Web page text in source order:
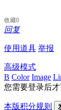
收藏0
回复
使用道具 举报
高级模式
B Color Image
您需要登录后
本版积分规则